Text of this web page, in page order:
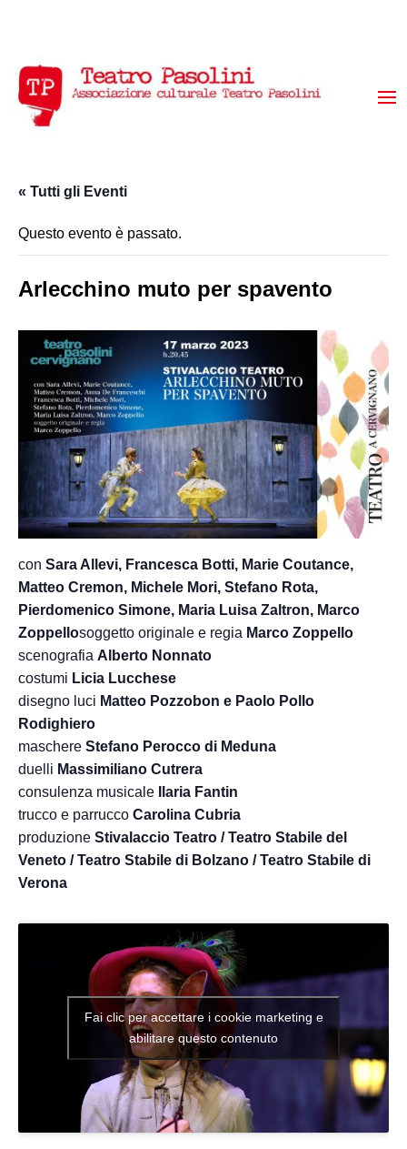
« Tutti gli Eventi
Questo evento è passato.
Arlecchino muto per spavento
con Sara Allevi, Francesca Botti, Marie Coutance,
Matteo Cremon, Michele Mori, Stefano Rota,
Pierdomenico Simone, Maria Luisa Zaltron, Marco
Zoppellosoggetto originale e regia Marco Zoppello
scenografia Alberto Nonnato
costumi Licia Lucchese
disegno luci Matteo Pozzobon e Paolo Pollo
Rodighiero
maschere Stefano Perocco di Meduna
duelli Massimiliano Cutrera
consulenza musicale
Ilaria Fantin
trucco e parrucco Carolina Cubria
produzione Stivalaccio Teatro / Teatro Stabile del
Veneto / Teatro Stabile di Bolzano / Teatro Stabile di
Verona
Fai clic per accettare i cookie marketing e
abilitare questo contenuto